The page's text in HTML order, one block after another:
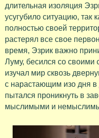
длительная изоляция
усугубило ситуацию, так
полностью своей
растерял все свое
время, Эзрик важно
Луму, бесился со своими
изучал мир сквозь
с нарастающим изо дня
пытался проникнуть в
мыслимыми и